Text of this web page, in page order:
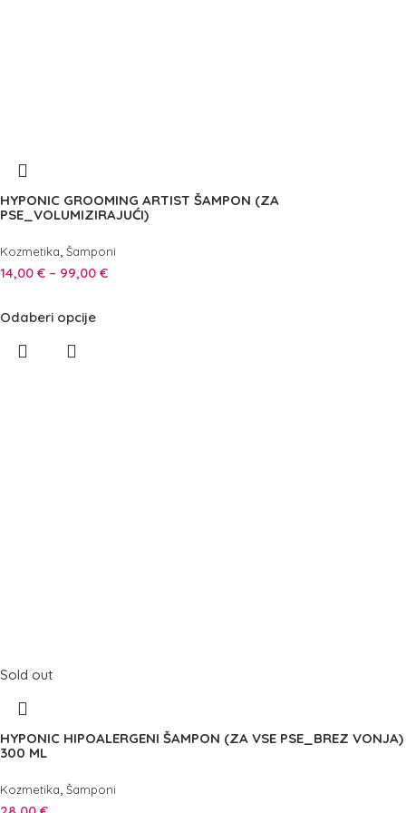
HYPONIC GROOMING ARTIST ŠAMPON (ZA
PSE_VOLUMIZIRAJUĆI)
Kozmetika Šamponi
14,00 € – 99,00 €
Odaberi opcije
Sold out
HYPONIC HIPOALERGENI ŠAMPON (ZA VSE PSE_BREZ VONJA)
300 ML
Kozmetika, Šamponi